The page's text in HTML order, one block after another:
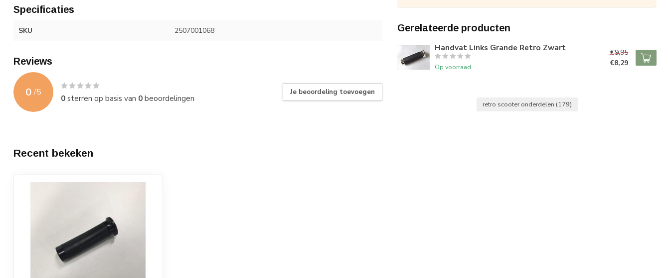
Specificaties
SKU 2507001068
Reviews
0 /5
0sterren op basis van 0beoordelingen
Je beoordeling toevoegen
Gerelateerde producten
Handvat Links Grande Retro Zwart
Op voorraad
€9,95
€8,29
retro scooter onderdelen (179)
Recent bekeken